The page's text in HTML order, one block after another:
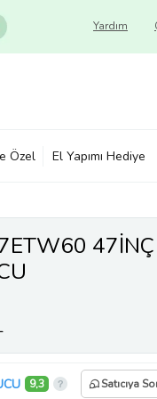
Yardım
Özel El Yapımı Hediye
9,3 Satıcıya